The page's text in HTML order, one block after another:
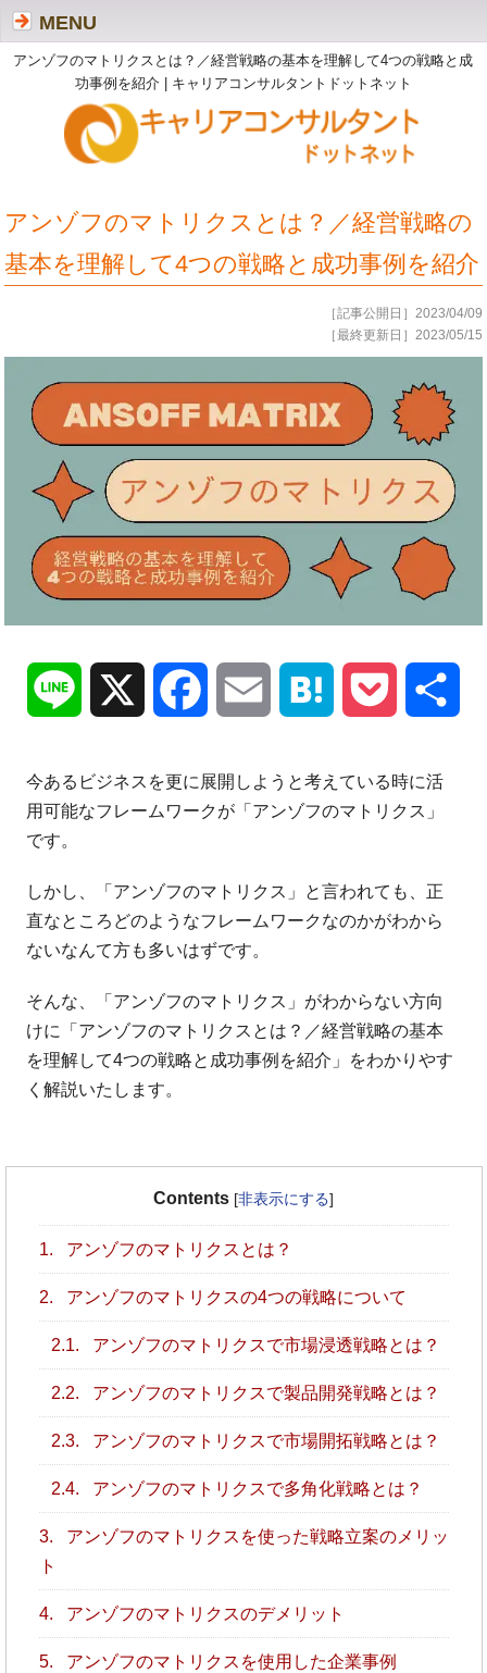
アンゾフのマトリクスとは？／経営戦略の基本を理解して4つの戦略と成
功事例を紹介 | キャリアコンサルタントドットネット
MENU
アンゾフのマトリクスとは？／経営戦略の
基本を理解して4つの戦略と成功事例を紹介
［記事公開日］2023/04/09
［最終更新日］2023/05/15
Line Facebook Email Hatena Pocket
今あるビジネスを更に展開しようと考えている時に活
用可能なフレームワークが「アンゾフのマトリクス」
です。
しかし、「アンゾフのマトリクス」と言われても、正
直なところどのようなフレームワークなのかがわから
ないなんて方も多いはずです。
そんな、「アンゾフのマトリクス」がわからない方向
けに「アンゾフのマトリクスとは？／経営戦略の基本
を理解して4つの戦略と成功事例を紹介」をわかりやす
く解説いたします。
Contents [非表示にする]
1. アンゾフのマトリクスとは？
2. アンゾフのマトリクスの4つの戦略について
2.1. アンゾフのマトリクスで市場浸透戦略とは？
2.2. アンゾフのマトリクスで製品開発戦略とは？
2.3. アンゾフのマトリクスで市場開拓戦略とは？
2.4. アンゾフのマトリクスで多角化戦略とは？
3.
アンゾフのマトリクスを使った戦略立案のメリッ
ト
4. アンゾフのマトリクスのデメリット
5. アンゾフのマトリクスを使用した企業事例